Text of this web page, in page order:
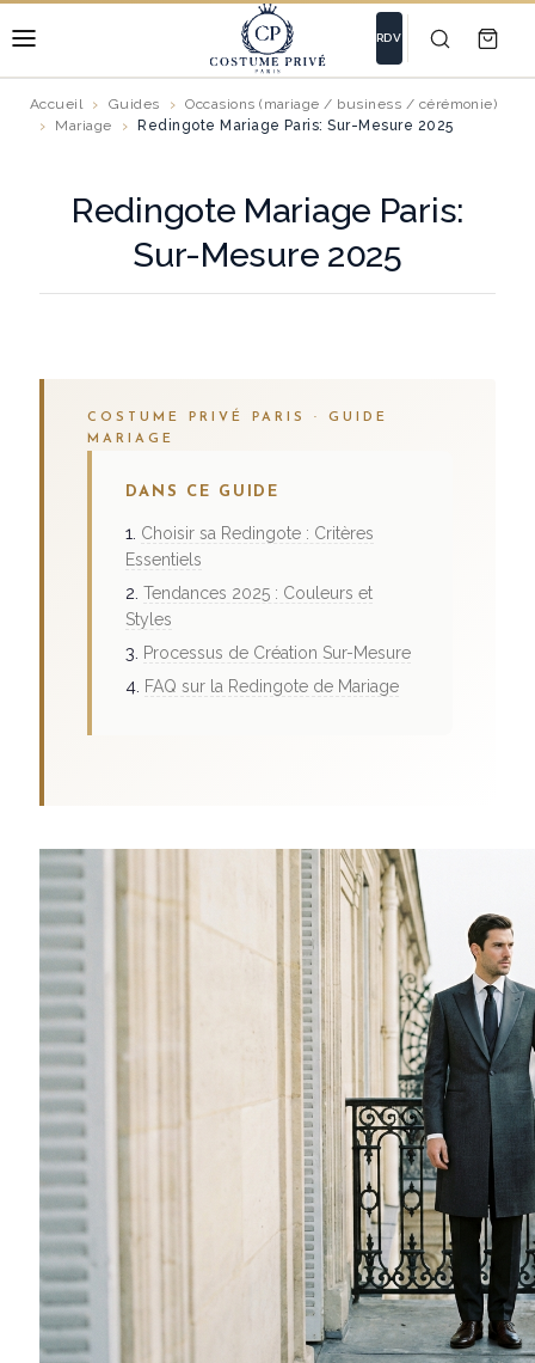
RDV
Accueil Guides
Occasions (mariage / business / cérémonie)
Mariage
Redingote Mariage Paris: Sur-Mesure 2025
Redingote Mariage Paris:
Sur-Mesure 2025
COSTUME PRIVÉ PARIS · GUIDE
MARIAGE
DANS CE GUIDE
Choisir sa Redingote : Critères
Essentiels
Tendances 2025 : Couleurs et
Styles
Processus de Création Sur-Mesure
FAQ sur la Redingote de Mariage